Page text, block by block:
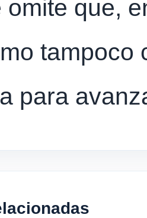
omite que,
tampoco
para